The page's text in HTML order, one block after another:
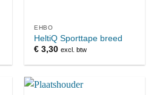
EHBO
HeltiQ Sporttape breed
€ 3,30 excl. btw